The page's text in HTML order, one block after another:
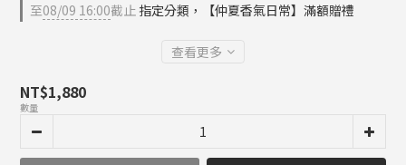
至08/09 16:00截止 指定分類，【仲夏香氣日常】滿額贈禮
查看更多
NT$1,880
數量